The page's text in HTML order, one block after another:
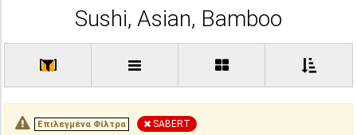
Sushi, Asian, Bamboo
[ ]
Επιλεγμένα Φίλτρα SABERT